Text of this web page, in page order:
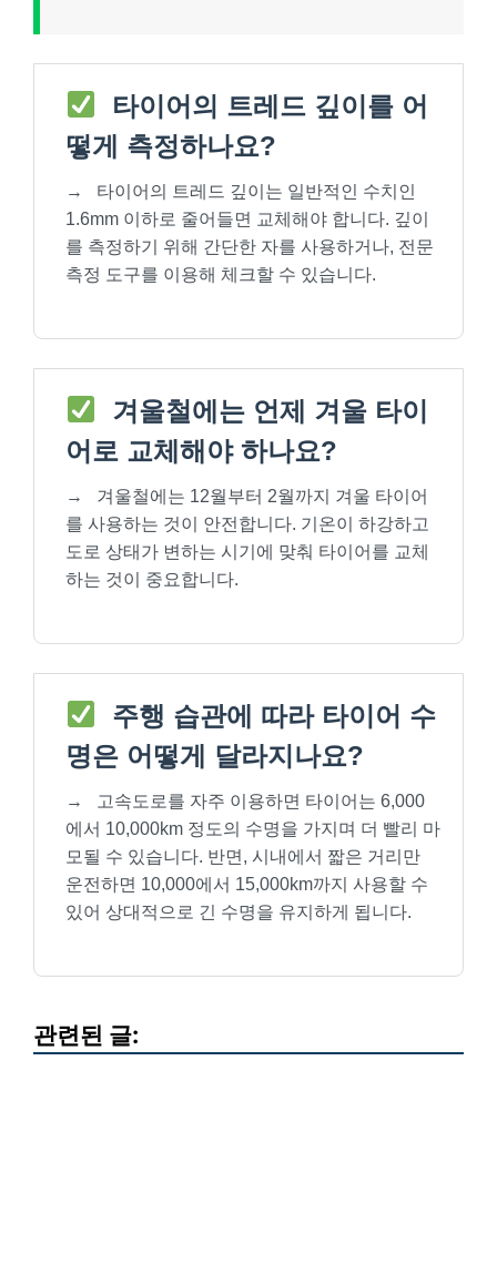
타이어의 트레드 깊이를 어
떻게 측정하나요?
→
타이어의 트레드 깊이는 일반적인 수치인
1.6mm 이하로 줄어들면 교체해야 합니다. 깊이
를 측정하기 위해 간단한 자를 사용하거나, 전문
측정 도구를 이용해 체크할 수 있습니다.
겨울철에는 언제 겨울 타이
어로 교체해야 하나요?
→
겨울철에는 12월부터 2월까지 겨울 타이어
를 사용하는 것이 안전합니다. 기온이 하강하고
도로 상태가 변하는 시기에 맞춰 타이어를 교체
하는 것이 중요합니다.
주행 습관에 따라 타이어 수
명은 어떻게 달라지나요?
→
고속도로를 자주 이용하면 타이어는 6,000
에서 10,000km 정도의 수명을 가지며 더 빨리 마
모될 수 있습니다. 반면, 시내에서 짧은 거리만
운전하면 10,000에서 15,000km까지 사용할 수
있어 상대적으로 긴 수명을 유지하게 됩니다.
관련된 글: